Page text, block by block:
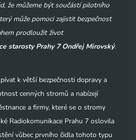
že můžeme být součástí pilotního
může pomoci zajistit bezpečnost
prodloužit život
starosty Prahy 7 Ondřej Mirovský.
k větší bezpečnosti dopravy a
cenných stromů a nabízejí
a firmy, které se o stromy
Radiokomunikace Prahu 7 oslovila
vůbec prvního čidla tohoto typu